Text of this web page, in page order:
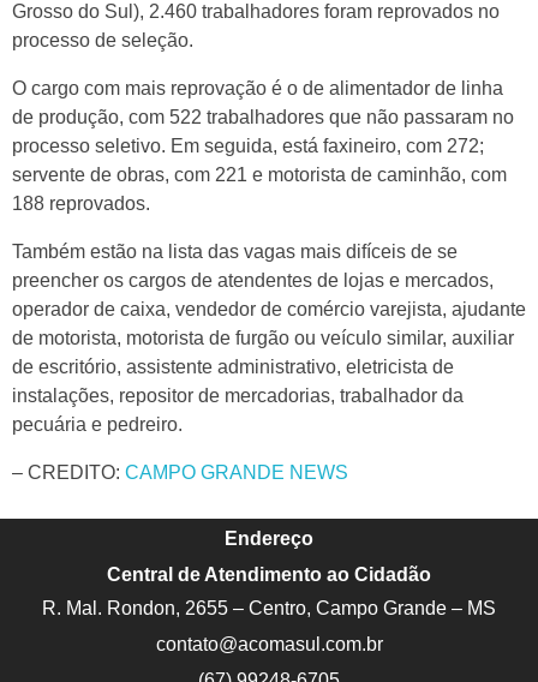
Grosso do Sul), 2.460 trabalhadores foram reprovados no
processo de seleção.
O cargo com mais reprovação é o de alimentador de linha
de produção, com 522 trabalhadores que não passaram no
processo seletivo. Em seguida, está faxineiro, com 272;
servente de obras, com 221 e motorista de caminhão, com
188 reprovados.
Também estão na lista das vagas mais difíceis de se
preencher os cargos de atendentes de lojas e mercados,
operador de caixa, vendedor de comércio varejista, ajudante
de motorista, motorista de furgão ou veículo similar, auxiliar
de escritório, assistente administrativo, eletricista de
instalações, repositor de mercadorias, trabalhador da
pecuária e pedreiro.
– CREDITO: CAMPO GRANDE NEWS
Endereço
Central de Atendimento ao Cidadão
R. Mal. Rondon, 2655 – Centro, Campo Grande – MS
contato@acomasul.com.br